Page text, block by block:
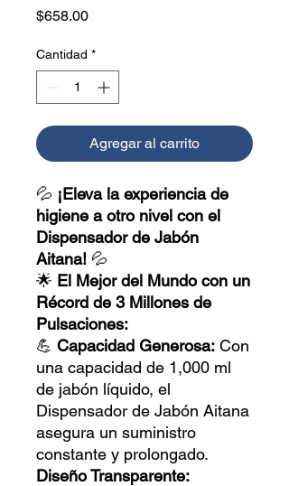
$658.00Precio
Cantidad *
Agregar al carrito
💦 ¡Eleva la experiencia de
higiene a otro nivel con el
Dispensador de Jabón
Aitana! 💦
🌟 El Mejor del Mundo con un
Récord de 3 Millones de
Pulsaciones:
💪 Capacidad Generosa: Con
una capacidad de 1,000 ml
de jabón líquido, el
Dispensador de Jabón Aitana
asegura un suministro
constante y prolongado.
Diseño Transparente: